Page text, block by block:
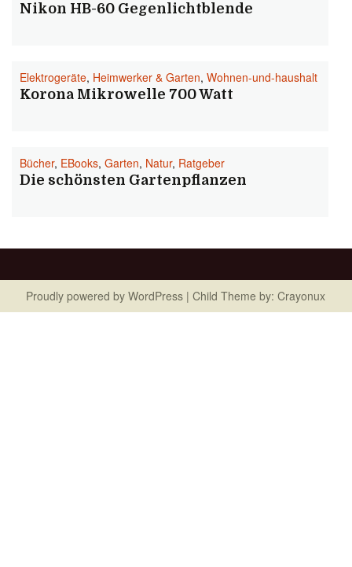
Nikon HB-60 Gegenlichtblende
Elektrogeräte, Heimwerker & Garten, Wohnen-und-haushalt
Korona Mikrowelle 700 Watt
Bücher, EBooks, Garten, Natur, Ratgeber
Die schönsten Gartenpflanzen
Proudly powered by WordPress | Child Theme by: Crayonux